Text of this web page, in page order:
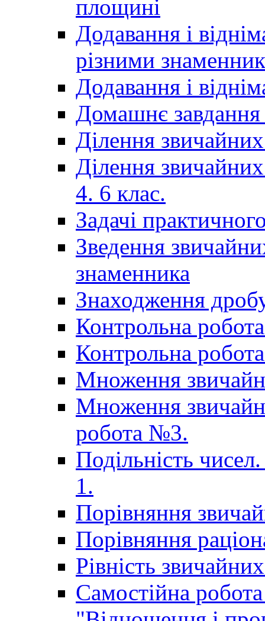
площині
Додавання і
різними
Додавання і
Домашнє завдання
Ділення
Ділення
4. 6 клас.
Задачі
Зведення
знаменника
Знаходження
Контрольна
Контрольна
Множення
Множення
робота №3.
Подільність
1.
Порівняння
Порівняння
Рівність
Самостійна